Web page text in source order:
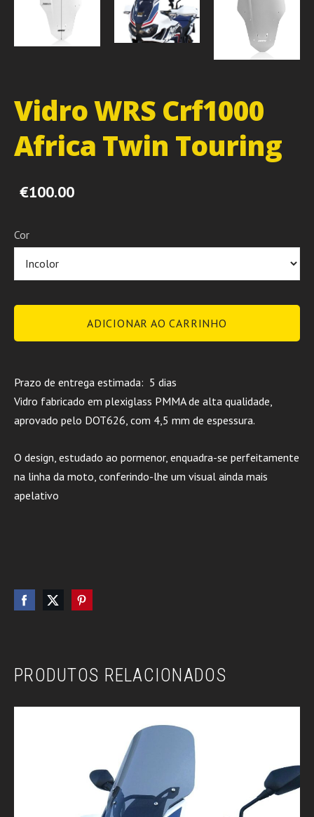
Vidro WRS Crf1000
Africa Twin Touring
€100.00
Cor
ADICIONAR AO CARRINHO
Prazo de entrega estimada: 5 dias
Vidro fabricado em plexiglass PMMA de alta qualidade,
aprovado pelo DOT626, com 4,5 mm de espessura.
O design, estudado ao pormenor, enquadra-se perfeitamente
na linha da moto, conferindo-lhe um visual ainda mais
apelativo
PRODUTOS RELACIONADOS